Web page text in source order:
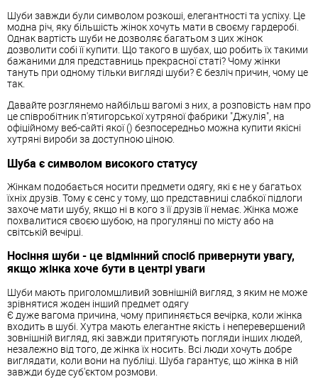
Шуби завжди були символом розкоші, елегантності та успіху. Це
модна річ, яку більшість жінок хочуть мати в своєму гардеробі.
Однак вартість шуби не дозволяє багатьом з цих жінок
дозволити собі її купити. Що такого в шубах, що робить їх такими
бажаними для представниць прекрасної статі? Чому жінки
тануть при одному тільки вигляді шуби? Є безліч причин, чому це
так.
Давайте розглянемо найбільш вагомі з них, а розповість нам про
це співробітник п'ятигорської хутряної фабрики "Джулія", на
офіційному веб-сайті якої () безпосередньо можна купити якісні
хутряні вироби за доступною ціною.
Шуба є символом високого статусу
Жінкам подобається носити предмети одягу, які є не у багатьох
їхніх друзів. Тому є сенс у тому, що представниці слабкої підлоги
захоче мати шубу, якщо ні в кого з її друзів її немає. Жінка може
похвалитися своєю шубою, на прогулянці по місту або на
світській вечірці.
Носіння шуби - це відмінний спосіб привернути увагу,
якщо жінка хоче бути в центрі уваги
Шуби мають приголомшливий зовнішній вигляд, з яким не може
зрівнятися жоден інший предмет одягу
Є дуже вагома причина, чому припиняється вечірка, коли жінка
входить в шубі. Хутра мають елегантне якість і неперевершений
зовнішній вигляд, які завжди притягують погляди інших людей,
незалежно від того, де жінка їх носить. Всі люди хочуть добре
виглядати, коли вони на публіці. Шуба гарантує, що жінка в ній
завжди буде суб'єктом розмови.